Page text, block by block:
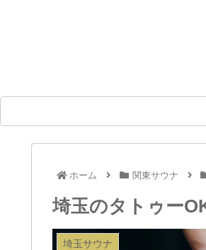
ホーム 関東サウナ
埼玉のタトゥー
埼玉サウナ